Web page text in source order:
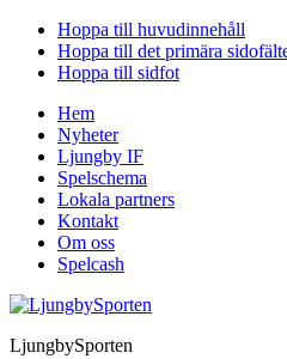
Hoppa till huvudinnehåll
Hoppa till det primära
Hoppa till sidfot
Hem
Nyheter
Ljungby IF
Spelschema
Lokala partners
Kontakt
Om oss
Spelcash
LjungbySporten